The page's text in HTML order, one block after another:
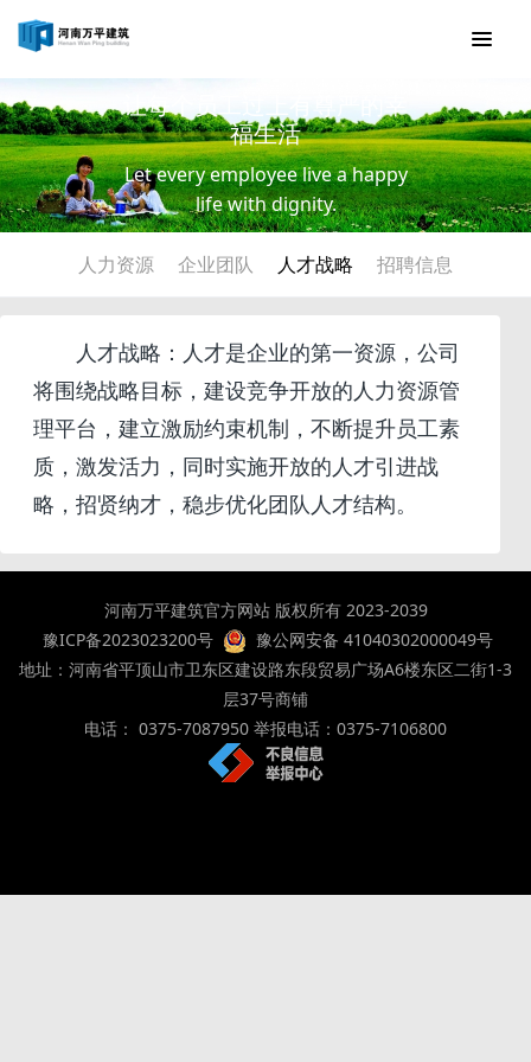
让每个员工过上有尊严的幸
福生活
Let every employee live a happy
life with dignity.
人力资源 企业团队 人才战略 招聘信息
人才战略：人才是企业的第一资源，公司
将围绕战略目标，建设竞争开放的人力资源管
理平台，建立激励约束机制，不断提升员工素
质，激发活力，同时实施开放的人才引进战
略，招贤纳才，稳步优化团队人才结构。
河南万平建筑官方网站 版权所有 2023-2039
豫ICP备2023023200号
豫公网安备 41040302000049号
地址：河南省平顶山市卫东区建设路东段贸易广场A6楼东区二街1-3
层37号商铺
电话： 0375-7087950 举报电话：0375-7106800